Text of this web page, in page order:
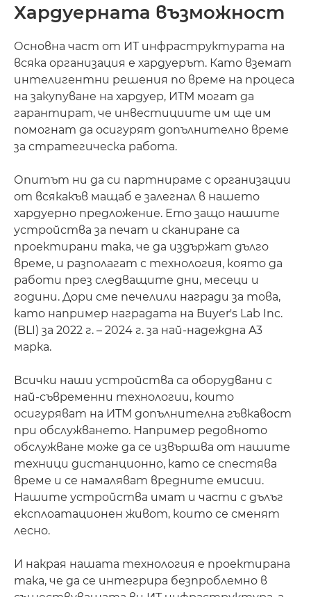
Хардуерната възможност
Основна част от ИТ инфраструктурата на
всяка организация е хардуерът. Като вземат
интелигентни решения по време на процеса
на закупуване на хардуер, ИТМ могат да
гарантират, че инвестициите им ще им
помогнат да осигурят допълнително време
за стратегическа работа.
Опитът ни да си партнираме с организации
от всякакъв мащаб е залегнал в нашето
хардуерно предложение. Ето защо нашите
устройства за печат и сканиране са
проектирани така, че да издържат дълго
време, и разполагат с технология, която да
работи през следващите дни, месеци и
години. Дори сме печелили награди за това,
като например наградата на Buyer's Lab Inc.
(BLI) за 2022 г. – 2024 г. за най-надеждна A3
марка.
Всички наши устройства са оборудвани с
най-съвременни технологии, които
осигуряват на ИТМ допълнителна гъвкавост
при обслужването. Например редовното
обслужване може да се извършва от нашите
техници дистанционно, като се спестява
време и се намаляват вредните емисии.
Нашите устройства имат и части с дълъг
експлоатационен живот, които се сменят
лесно.
И накрая нашата технология е проектирана
така, че да се интегрира безпроблемно в